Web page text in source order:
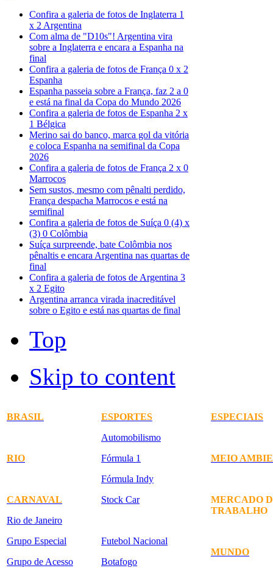
Confira a galeria de fotos de Inglaterra 1
x 2 Argentina
Com alma de "D10s"! Argentina vira
sobre a Inglaterra e encara a Espanha na
final
Confira a galeria de fotos de França 0 x 2
Espanha
Espanha passeia sobre a França, faz 2 a 0
e está na final da Copa do Mundo 2026
Confira a galeria de fotos de Espanha 2 x
1 Bélgica
Merino sai do banco, marca gol da vitória
e coloca Espanha na semifinal da Copa
2026
Confira a galeria de fotos de França 2 x 0
Marrocos
Sem sustos, mesmo com pênalti perdido,
França despacha Marrocos e está na
semifinal
Confira a galeria de fotos de Suíça 0 (4) x
(3) 0 Colômbia
Suíça surpreende, bate Colômbia nos
pênaltis e encara Argentina nas quartas de
final
Confira a galeria de fotos de Argentina 3
x 2 Egito
Argentina arranca virada inacreditável
sobre o Egito e está nas quartas de final
Top
Skip to content
BRASIL
RIO
CARNAVAL
Rio de Janeiro
Grupo Especial
Grupo de Acesso
ESPORTES
Automobilismo
Fórmula 1
Fórmula Indy
Stock Car
Futebol Nacional
Botafogo
ESPECIAIS
MEIO
MERCADO
TRABALHO
MUNDO